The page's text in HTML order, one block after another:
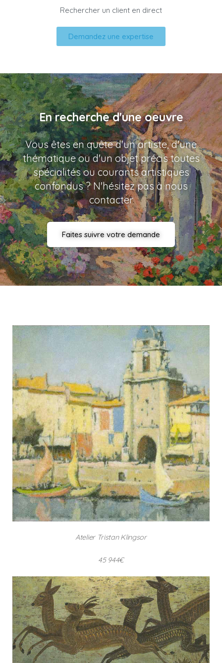
Rechercher un client en direct
Demandez une expertise
En recherche d'une oeuvre
Vous êtes en quête d'un artiste, d'une
thématique ou d'un objet précis toutes
spécialités ou courants artistiques
confondus ? N'hésitez pas à nous
contacter
Faites suivre votre demande
Atelier Tristan Klingsor
45 944€